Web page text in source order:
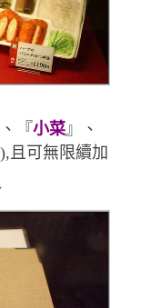
、『小菜』、
),且可無限續加